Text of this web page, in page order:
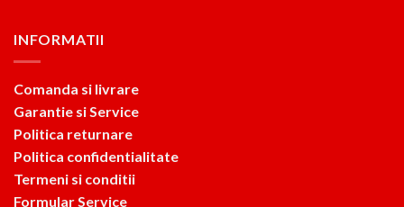
INFORMATII
Comanda si livrare
Garantie si Service
Politica returnare
Politica confidentialitate
Termeni si conditii
Formular Service